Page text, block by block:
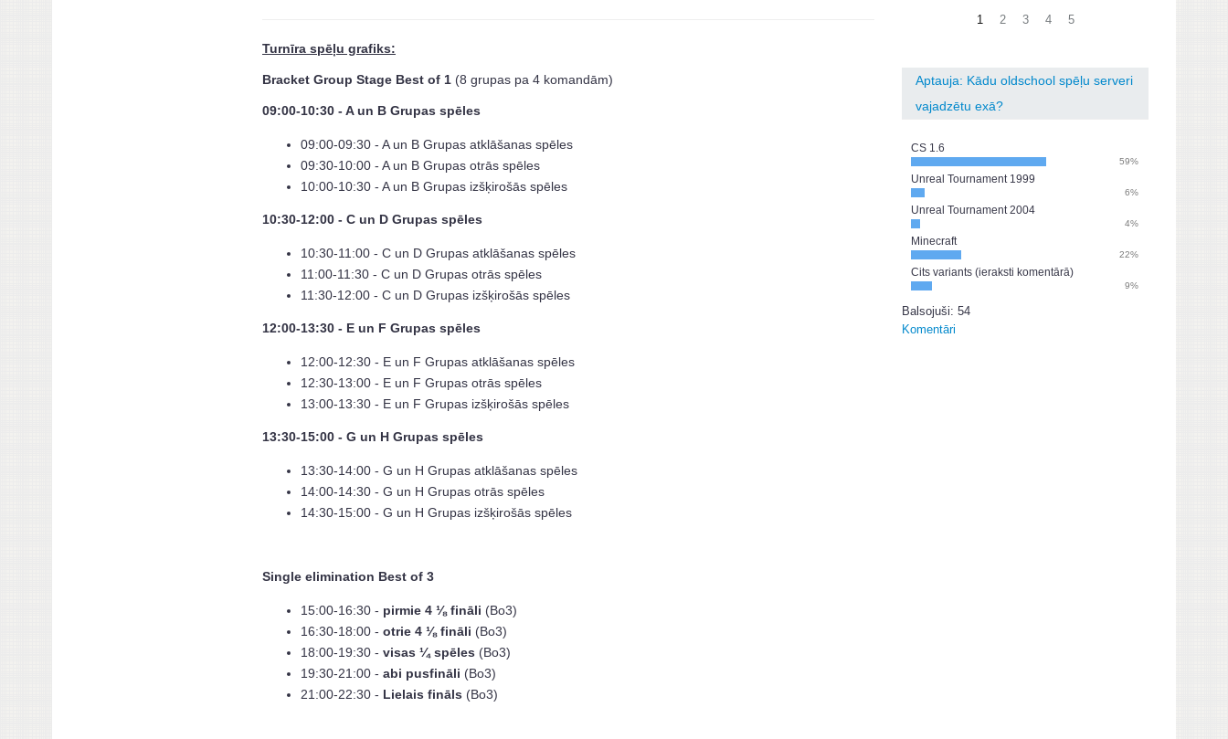
Turnīra spēļu grafiks:
Bracket Group Stage Best of 1 (8 grupas pa 4 komandām)
09:00-10:30 - A un B Grupas spēles
09:00-09:30 - A un B Grupas atklāšanas spēles
09:30-10:00 - A un B Grupas otrās spēles
10:00-10:30 - A un B Grupas izšķirošās spēles
10:30-12:00 - C un D Grupas spēles
10:30-11:00 - C un D Grupas atklāšanas spēles
11:00-11:30 - C un D Grupas otrās spēles
11:30-12:00 - C un D Grupas izšķirošās spēles
12:00-13:30 - E un F Grupas spēles
12:00-12:30 - E un F Grupas atklāšanas spēles
12:30-13:00 - E un F Grupas otrās spēles
13:00-13:30 - E un F Grupas izšķirošās spēles
13:30-15:00 - G un H Grupas spēles
13:30-14:00 - G un H Grupas atklāšanas spēles
14:00-14:30 - G un H Grupas otrās spēles
14:30-15:00 - G un H Grupas izšķirošās spēles
Single elimination Best of 3
15:00-16:30 - pirmie 4 ⅛ fināli (Bo3)
16:30-18:00 - otrie 4 ⅛ fināli (Bo3)
18:00-19:30 - visas ¼ spēles (Bo3)
19:30-21:00 - abi pusfināli (Bo3)
21:00-22:30 - Lielais fināls (Bo3)
1 2 3 4 5
Aptauja: Kādu oldschool spēļu serveri
vajadzētu exā?
CS 1.6
59%
Unreal Tournament 1999
6%
Unreal Tournament 2004
4%
Minecraft
22%
Cits variants (ieraksti komentārā)
9%
Balsojuši: 54
Komentāri